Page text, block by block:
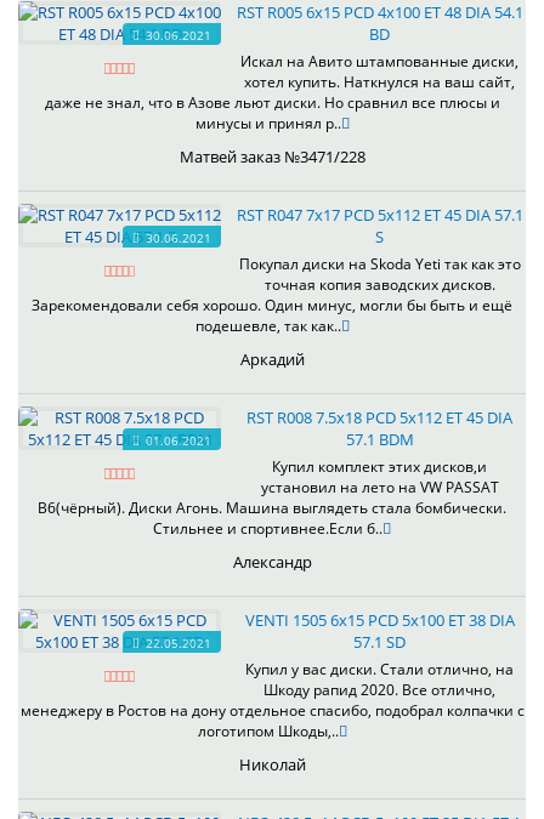
30.06.2021
RST R005 6x15 PCD 4x100 ET 48 DIA 54.1
BD
Искал на Авито штампованные диски,
хотел купить. Наткнулся на ваш сайт,
даже не знал, что в Азове льют диски. Но сравнил все плюсы и
минусы и принял р..
Матвей заказ №3471/228
30.06.2021
RST R047 7x17 PCD 5x112 ET 45 DIA 57.1
S
Покупал диски на Skoda Yeti так как это
точная копия заводских дисков.
Зарекомендовали себя хорошо. Один минус, могли бы быть и ещё
подешевле, так как..
Аркадий
01.06.2021
RST R008 7.5x18 PCD 5x112 ET 45 DIA
57.1 BDM
Купил комплект этих дисков,и
установил на лето на VW PASSAT
B6(чёрный). Диски Агонь. Машина выглядеть стала бомбически.
Стильнее и спортивнее.Если б..
Александр
22.05.2021
VENTI 1505 6x15 PCD 5x100 ET 38 DIA
57.1 SD
Купил у вас диски. Стали отлично, на
Шкоду рапид 2020. Все отлично,
менеджеру в Ростов на дону отдельное спасибо, подобрал колпачки с
логотипом Шкоды,..
Николай